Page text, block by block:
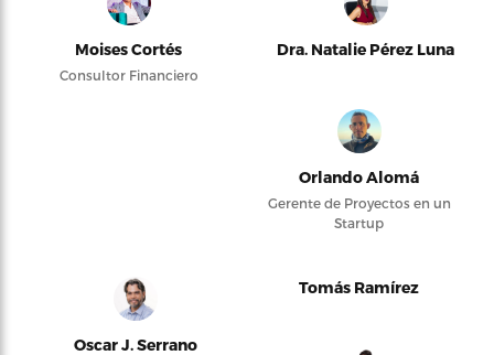
Moises Cortés
Consultor Financiero
Dra. Natalie Pérez Luna
Orlando Alomá
Gerente de Proyectos en un
Startup
Oscar J. Serrano
Tomás Ramírez